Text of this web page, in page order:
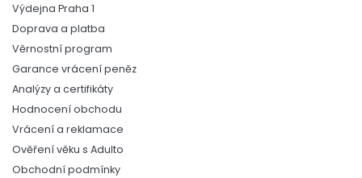
Výdejna Praha 1
Doprava a platba
Věrnostní program
Garance vrácení peněz
Analýzy a certifikáty
Hodnocení obchodu
Vrácení a reklamace
Ověření věku s Adulto
Obchodní podmínky